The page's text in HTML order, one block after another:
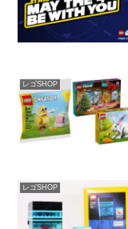
レゴSHOP
レゴSHOP